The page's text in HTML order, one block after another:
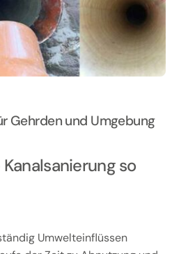
Gehrden und Umgebung
so
Umwelteinflüssen